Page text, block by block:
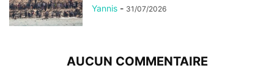
Yannis - 31/07/2026
AUCUN COMMENTAIRE